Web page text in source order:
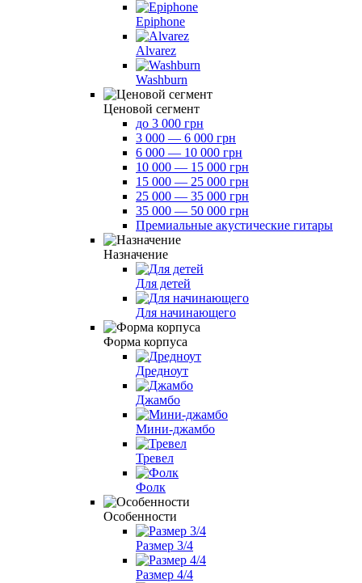
Epiphone
Alvarez
Washburn
Ценовой сегмент
до 3 000 грн
3 000 — 6 000 грн
6 000 — 10 000 грн
10 000 — 15 000 грн
15 000 — 25 000 грн
25 000 — 35 000 грн
35 000 — 50 000 грн
Премиальные акустические гитары
Назначение
Для детей
Для начинающего
Форма корпуса
Дредноут
Джамбо
Мини-джамбо
Тревел
Фолк
Особенности
Размер 3/4
Размер 4/4